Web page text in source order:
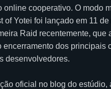
online cooperativo. O modo
of Yotei foi lançado em 11 de
Raid recentemente, que
encerramento dos principais
desenvolvedores.
oficial no blog do estúdio,